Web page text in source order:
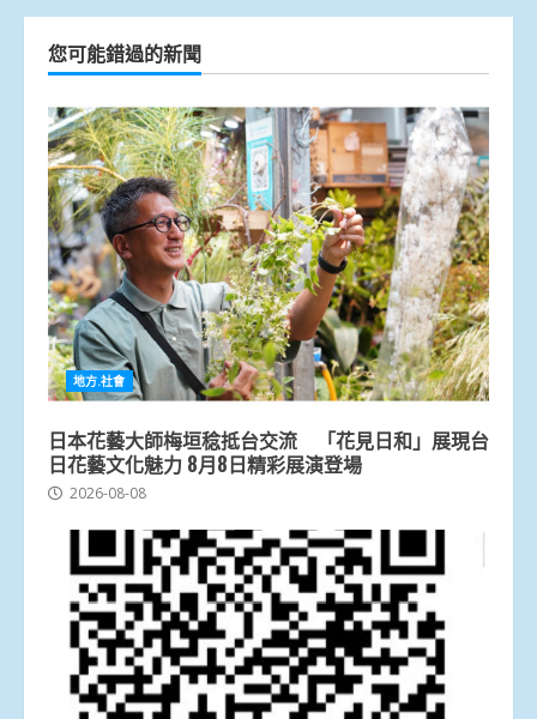
您可能錯過的新聞
地方.社會
日本花藝大師梅垣稔抵台交流 「花見日和」展現台
日花藝文化魅力 8月8日精彩展演登場
2026-08-08